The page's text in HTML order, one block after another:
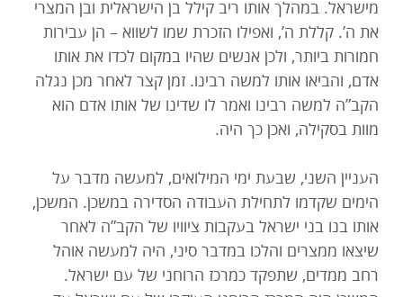
מישראל. במהלך אותו ריב קילל בן הישראלית ובן המצרי
את ה’. קללת ה’, ואפילו הזכרת שמו לשווא – הן עבירות
חמורות ביותר, ולכן אנשים שהיו במקום לכדו את אותו
אדם, והביאו אותו למשה רבינו. זמן קצר לאחר מכן נגלה
הקב”ה למשה רבינו ואמר לו שדינו של אותו אדם הוא
מוות בסקילה, ואכן כך היה.
העניין השני, שבעת ימי המילואים, למעשה מדבר על
הימים שקדמו לתחילת העבודה הסדירה במשכן. המשכן,
אותו בנו בני ישראל בעקבות ציוויו של הקב”ה לאחר
שיצאו ממצרים והלכו במדבר סיני, היה למעשה אוהל
רחב ממדים, שתפקד כמרכז הרוחני של עם ישראל.